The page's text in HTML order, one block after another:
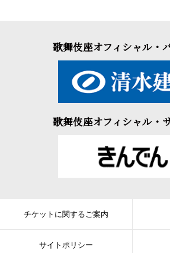
歌舞伎座オフィシャル・
歌舞伎座オフィシャル・
チケットに関するご案内
サイトポリシー